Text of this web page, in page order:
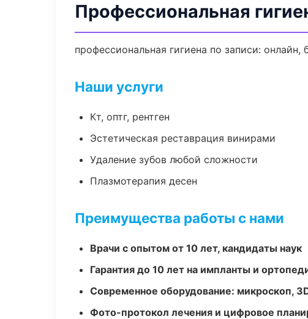
Профессиональная
профессиональная гигиена по записи:
Наши услуги
Кт, оптг, рентген
Эстетическая реставрация винирами
Удаление зубов любой сложности
Плазмотерапия десен
Преимущества работы с нами
Врачи с опытом от 10 лет, кандидаты наук
Гарантия до 10 лет на импланты и
Современное оборудование: микроскоп,
Фото-протокол лечения и цифровое